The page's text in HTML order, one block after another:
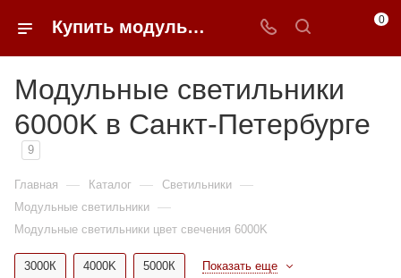
Купить модульные светильники 6000K недорого в Санкт-Петербурге | 0FFER 0
Модульные светильники
6000K в Санкт-Петербурге
9
Главная — Каталог — Светильники —
Модульные светильники —
Модульные светильники цвет свечения 6000K
3000К 4000K 5000К Показать еще